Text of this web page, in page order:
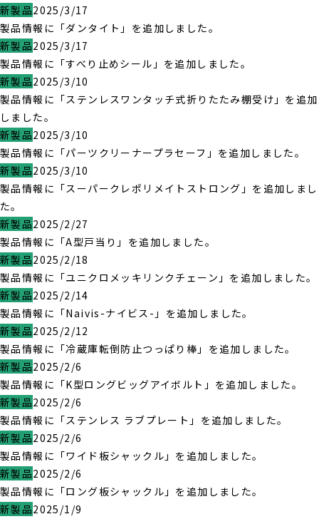
新製品2025/3/17
製品情報に「ダンタイト」を追加しました。
新製品2025/3/17
製品情報に「すべり止めシール」を追加しました。
新製品2025/3/10
製品情報に「ステンレスワンタッチ式折りたたみ棚受け」を追加
しました。
新製品2025/3/10
製品情報に「パーツクリーナープラセーフ」を追加しました。
新製品2025/3/10
製品情報に「スーパークレポリメイトストロング」を追加しまし
た。
新製品2025/2/27
製品情報に「A型戸当り」を追加しました。
新製品2025/2/18
製品情報に「ユニクロメッキリンクチェーン」を追加しました。
新製品2025/2/14
製品情報に「Naivis-ナイビス-」を追加しました。
新製品2025/2/12
製品情報に「冷蔵庫転倒防止つっぱり棒」を追加しました。
新製品2025/2/6
製品情報に「K型ロングビッグアイボルト」を追加しました。
新製品2025/2/6
製品情報に「ステンレス ラブプレート」を追加しました。
新製品2025/2/6
製品情報に「ワイド板シャックル」を追加しました。
新製品2025/2/6
製品情報に「ロング板シャックル」を追加しました。
新製品2025/1/9